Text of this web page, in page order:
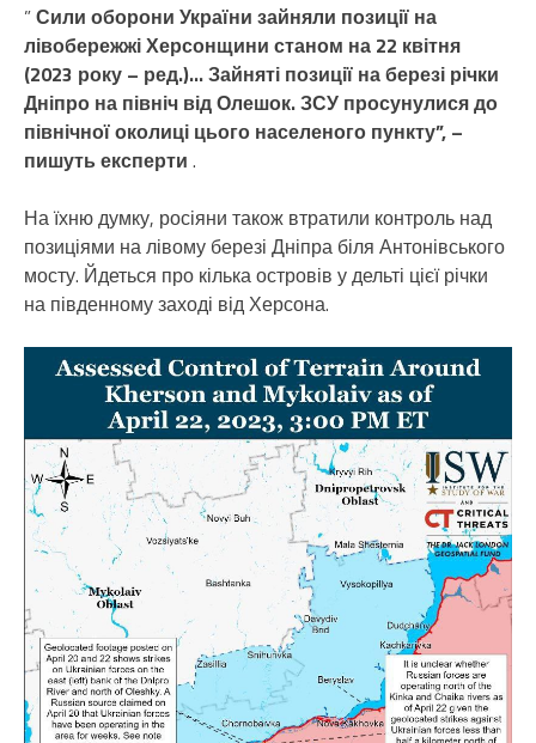
”Сили оборони України зайняли позиції на
лівобережжі Херсонщини станом на 22 квітня
(2023 року – ред.)… Зайняті позиції на березі річки
Дніпро на північ від Олешок. ЗСУ просунулися до
північної околиці цього населеного пункту”, –
пишуть експерти .
На їхню думку, росіяни також втратили контроль над
позиціями на лівому березі Дніпра біля Антонівського
мосту. Йдеться про кілька островів у дельті цієї річки
на південному заході від Херсона.